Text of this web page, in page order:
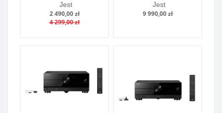
Jest
2 490,00 zł
4 299,00 zł
Jest
9 990,00 zł